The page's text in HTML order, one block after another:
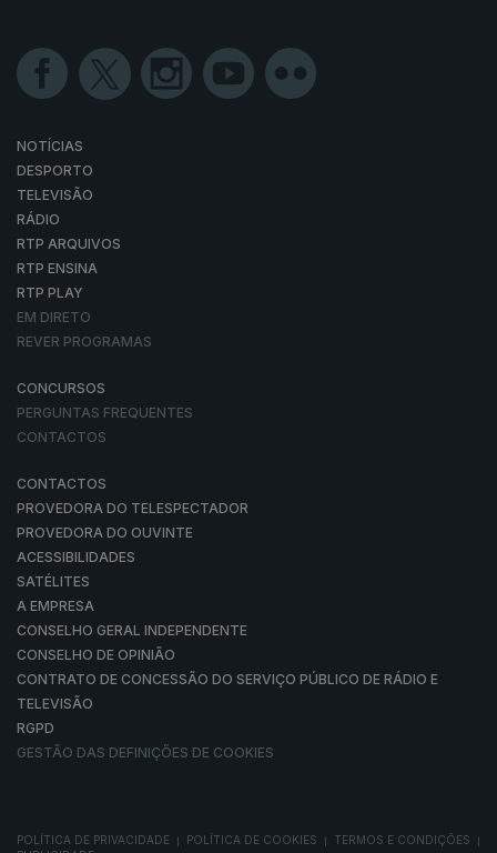
NOTÍCIAS
DESPORTO
TELEVISÃO
RÁDIO
RTP ARQUIVOS
RTP ENSINA
RTP PLAY
EM DIRETO
REVER PROGRAMAS
CONCURSOS
PERGUNTAS FREQUENTES
CONTACTOS
CONTACTOS
PROVEDORA DO TELESPECTADOR
PROVEDORA DO OUVINTE
ACESSIBILIDADES
SATÉLITES
A EMPRESA
CONSELHO GERAL INDEPENDENTE
CONSELHO DE OPINIÃO
CONTRATO DE CONCESSÃO DO SERVIÇO PÚBLICO DE RÁDIO E
TELEVISÃO
RGPD
GESTÃO DAS DEFINIÇÕES DE COOKIES
POLÍTICA DE PRIVACIDADE POLÍTICA DE COOKIES TERMOS E CONDIÇÕES